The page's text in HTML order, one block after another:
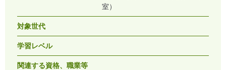
室）
対象世代
学習レベル
関連する資格、職業等